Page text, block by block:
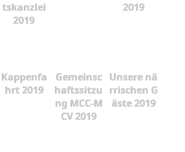
tskanzlei
2019
2019
Kappenfa
hrt 2019
Gemeinsc
haftssitzu
ng MCC-M
CV 2019
Unsere nä
rrischen G
äste 2019